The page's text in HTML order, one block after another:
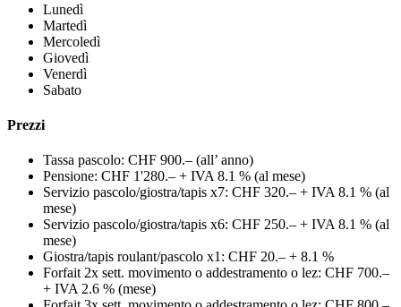
Lunedì
Martedì
Mercoledì
Giovedì
Venerdì
Sabato
Prezzi
Tassa pascolo: CHF 900.– (all’ anno)
Pensione: CHF 1'280.– + IVA 8.1 % (al mese)
Servizio pascolo/giostra/tapis x7: CHF 320.– + IVA 8.1 % (al
mese)
Servizio pascolo/giostra/tapis x6: CHF 250.– + IVA 8.1 % (al
mese)
Giostra/tapis roulant/pascolo x1: CHF 20.– + 8.1 %
Forfait 2x sett. movimento o addestramento o lez: CHF 700.–
+ IVA 2.6 % (mese)